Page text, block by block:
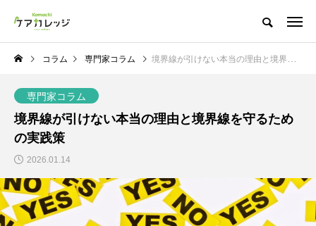
コラム 専門家コラム 境界線が引けない本当の理由と境界線を守るための実践策
専門家コラム
境界線が引けない本当の理由と境界線を守るため
の実践策
2026.01.14